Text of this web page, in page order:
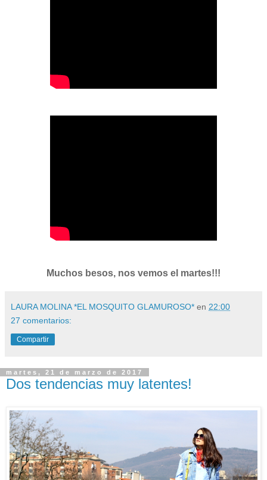
Muchos besos, nos vemos el martes!!!
LAURA MOLINA *EL MOSQUITO GLAMUROSO* en 22:00
27 comentarios:
Compartir
martes, 21 de marzo de 2017
Dos tendencias muy latentes!